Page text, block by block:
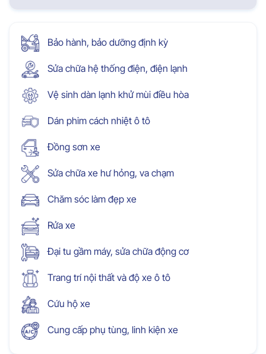
Bảo hành, bảo dưỡng định kỳ
Sửa chữa hệ thống điện, điện lạnh
Vệ sinh dàn lạnh khử mùi điều hòa
Dán phim cách nhiệt ô tô
Đồng sơn xe
Sửa chữa xe hư hỏng, va chạm
Chăm sóc làm đẹp xe
Rửa xe
Đại tu gầm máy, sửa chữa động cơ
Trang trí nội thất và độ xe ô tô
Cứu hộ xe
Cung cấp phụ tùng, linh kiện xe